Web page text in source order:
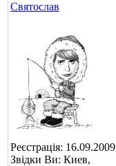
Святослав
Реєстрація: 16.09.2009
Звідки Ви: Киев,